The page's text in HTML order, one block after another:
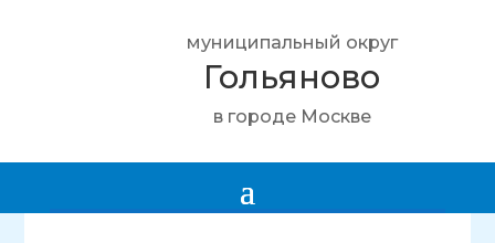
муниципальный округ
Гольяново
в городе Москве